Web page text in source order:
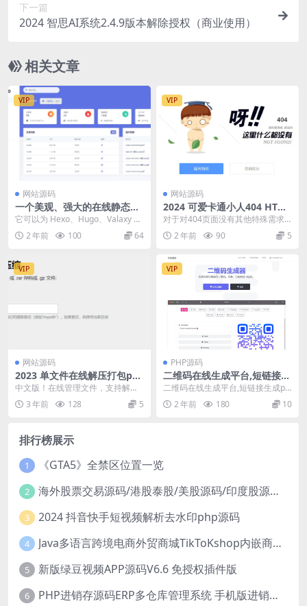
下一篇
2024 智思AI系统2.4.9版本解除授权（商业使用）
相关文章
VIP
网站源码
一个美观、强大的在线静态博
客管理器
它可以为 Hexo、Hugo、Valaxy 等
多种静态博客增加一个在线管理后
台，...2 年前 100 64
VIP
网站源码
2024 可爱卡通小人404 HTML
源码
对于对404页面没有其他特殊需求
的朋友来说，有这样一个页面足
矣，很多站长都在用。
2 年前 90 5
VIP
网站源码
2023 单文件在线解压打包ph
p源码
中文版！在线管理文件，支持解压
缩文件和打包压缩文件管理
3 年前 128 5
VIP
PHP源码
二维码在线生成平台,短链接生
成php网站源码,国外的程序需
二维码在线生成平台,短链接生成ph
p网站源码,国外的程序需要自己翻
译 2 年前 180 10
排行榜展示
1 《GTA5》全禁区位置一览
2 海外股票交易源码/港股泰股/美股源码/印度股源码/马拉西亚股票源码/国际股票配资
3 2024 抖音快手短视频解析去水印php源码
4 Java多语言跨境电商外贸商城TikToKshop内嵌商城I商家入驻I一键铺
5 新版绿豆视频APP源码V6.6 免授权插件版
6 PHP进销存源码ERP多仓库管理系统 手机版进销存 php网络版进销存小程序